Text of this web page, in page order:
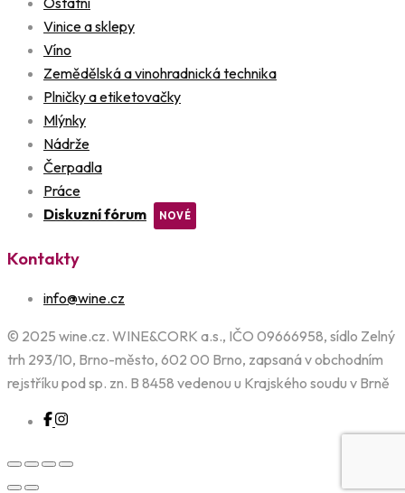
Vinice a sklepy
Víno
Zemědělská a vinohradnická technika
Plničky a etiketovačky
Mlýnky
Nádrže
Čerpadla
Práce
Diskuzní fórum
Kontakty
info@wine.cz
© 2025 wine.cz. WINE&CORK a.s., IČO 09666958, sídlo Zelný
trh 293/10, Brno-město, 602 00 Brno, zapsaná v obchodním
rejstříku pod sp. zn. B 8458 vedenou u Krajského soudu v Brně